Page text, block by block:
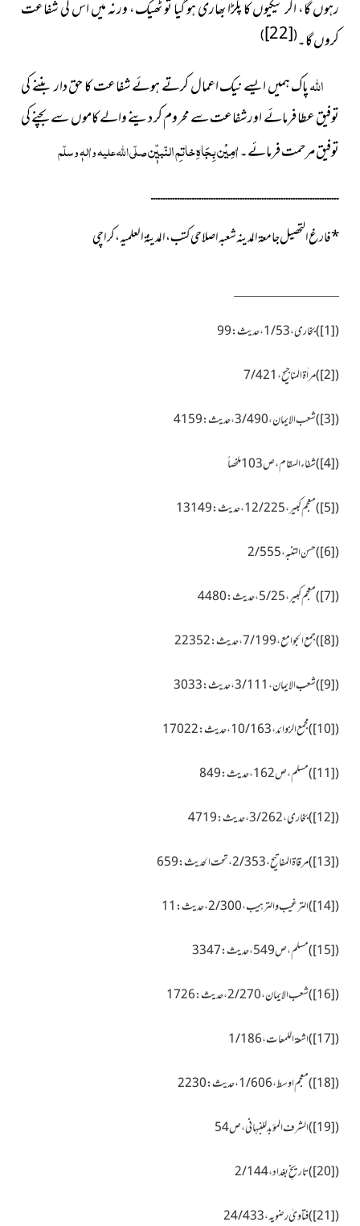
رہوں گا، اگر نیکیوں کا پلڑا بھاری ہو گیا تو ٹھیک، ورنہ میں اس کی شفاعت
کروں گا۔(
[22]
)
اللہپاک ہمیں ایسے نیک اعمال کرتے ہوئے شفاعت کا حق دار بننے کی
توفیق عطا فرمائے اورشفاعت سے محروم کر دینے والے کاموں سے بچنے کی
توفیق مرحمت فرمائے۔اٰمِیْن بِجَاہِ خاتمِ النّبیّٖنصلّی اللہ علیہ واٰلہٖ وسلّم
ــــــــــــــــــــــــــــــــــــــــــــــــــــــــــــــــــــــــــــــ
*فارغ التحصیل جامعۃ المدینہ شعبہ اصلاحی کتب، المدینۃ العلمیہ، کراچی
(
[1])بخاری،1/53، حدیث:99
(
[2])مراٰۃ المناجیح، 7/421
(
[3])شعب الایمان، 3/490، حدیث: 4159
(
[4])شفاء السقام،ص103 ملخصاً
(
[5])معجم کبیر، 12/225، حدیث: 13149
(
[6])حسن التنبہ، 2/555
(
[7])معجم کبیر، 5/25، حدیث:4480
(
[8])جمع الجوامع، 7/199، حدیث:22352
(
[9])شعب الایمان، 3/111، حدیث:3033
(
[10])مجمع الزوائد، 10/163،حدیث:17022
(
[11])مسلم، ص162، حدیث:849
(
[12])بخاری، 3/262، حدیث:4719
(
[13])مرقاۃ المفاتیح، 2/353، تحت الحدیث:659
(
[14])التر غیب والترہیب، 2/300، حدیث:11
(
[15])مسلم،ص549،حدیث:3347
(
[16])شعب الایمان، 2/270، حدیث:1726
(
[17])اشعۃ اللمعات، 1/186
(
[18])معجم اوسط، 1/606، حدیث:2230
(
[19])الشرف المؤبد للنبہانی، ص54
(
[20])تاریخِ بغداد، 2/144
(
[21])فتاویٰ رضویہ، 24/433